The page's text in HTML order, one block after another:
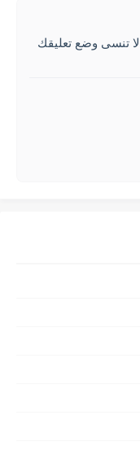
تنسى وضع تعليقك